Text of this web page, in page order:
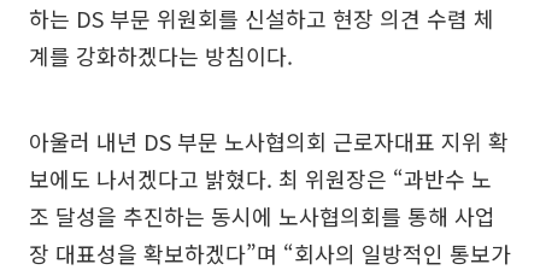
하는 DS 부문 위원회를 신설하고 현장 의견 수렴 체
계를 강화하겠다는 방침이다.
아울러 내년 DS 부문 노사협의회 근로자대표 지위 확
보에도 나서겠다고 밝혔다. 최 위원장은 “과반수 노
조 달성을 추진하는 동시에 노사협의회를 통해 사업
장 대표성을 확보하겠다”며 “회사의 일방적인 통보가